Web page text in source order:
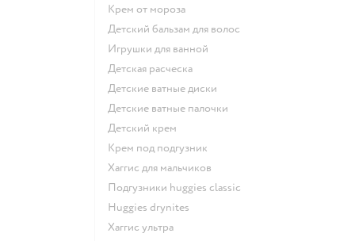
крем от мороза
детский бальзам для волос
игрушки для ванной
детская расческа
детские ватные диски
детские ватные палочки
детский крем
крем под подгузник
хаггис для мальчиков
подгузники huggies classic
huggies drynites
хаггис ультра